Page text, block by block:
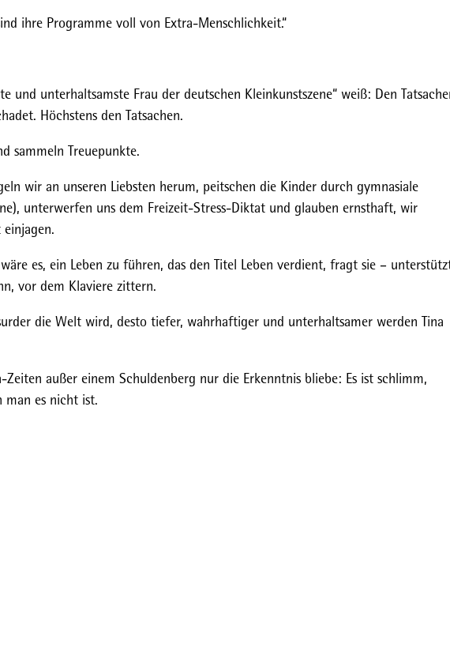
ihre Programme voll von Extra-Menschlichkeit.“
und unterhaltsamste Frau der deutschen Kleinkunstszene“ weiß: Den
Höchstens den Tatsachen.
sammeln Treuepunkte.
wir an unseren Liebsten herum, peitschen die Kinder durch gymnasiale
unterwerfen uns dem Freizeit-Stress-Diktat und glauben ernsthaft, wir
es, ein Leben zu führen, das den Titel Leben verdient, fragt sie –
vor dem Klaviere zittern.
die Welt wird, desto tiefer, wahrhaftiger und unterhaltsamer werden Tina
außer einem Schuldenberg nur die Erkenntnis bliebe: Es ist schlimm,
man es nicht ist.